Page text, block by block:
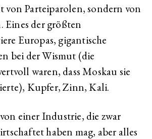
von Parteiparolen, sondern von
Eines der größten
Europas, gigantische
bei der Wismut (die
waren, dass Moskau sie
Kupfer, Zinn, Kali.
einer Industrie, die zwar
haben mag, aber alles